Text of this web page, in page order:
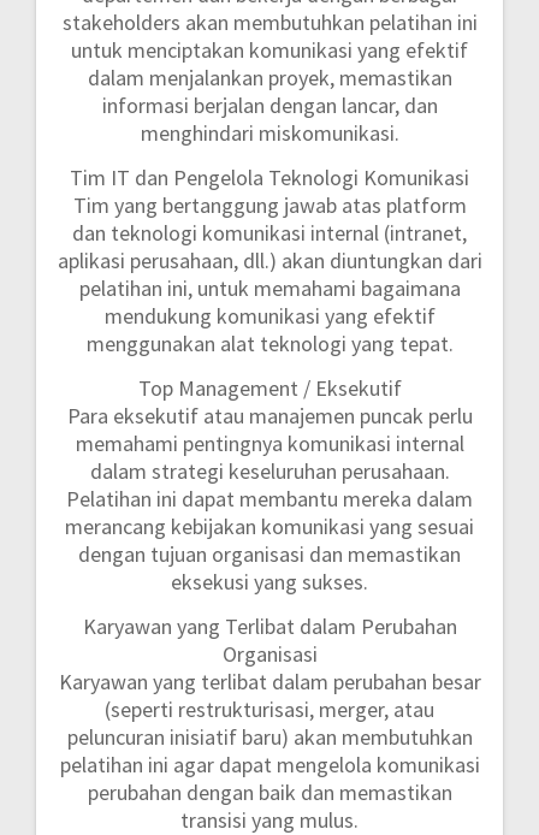
stakeholders akan membutuhkan pelatihan ini
untuk menciptakan komunikasi yang efektif
dalam menjalankan proyek, memastikan
informasi berjalan dengan lancar, dan
menghindari miskomunikasi.
Tim IT dan Pengelola Teknologi Komunikasi
Tim yang bertanggung jawab atas platform
dan teknologi komunikasi internal (intranet,
aplikasi perusahaan, dll.) akan diuntungkan dari
pelatihan ini, untuk memahami bagaimana
mendukung komunikasi yang efektif
menggunakan alat teknologi yang tepat.
Top Management / Eksekutif
Para eksekutif atau manajemen puncak perlu
memahami pentingnya komunikasi internal
dalam strategi keseluruhan perusahaan.
Pelatihan ini dapat membantu mereka dalam
merancang kebijakan komunikasi yang sesuai
dengan tujuan organisasi dan memastikan
eksekusi yang sukses.
Karyawan yang Terlibat dalam Perubahan
Organisasi
Karyawan yang terlibat dalam perubahan besar
(seperti restrukturisasi, merger, atau
peluncuran inisiatif baru) akan membutuhkan
pelatihan ini agar dapat mengelola komunikasi
perubahan dengan baik dan memastikan
transisi yang mulus.